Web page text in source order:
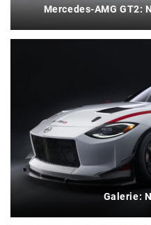
Mercedes-AMG GT2:
Galerie: